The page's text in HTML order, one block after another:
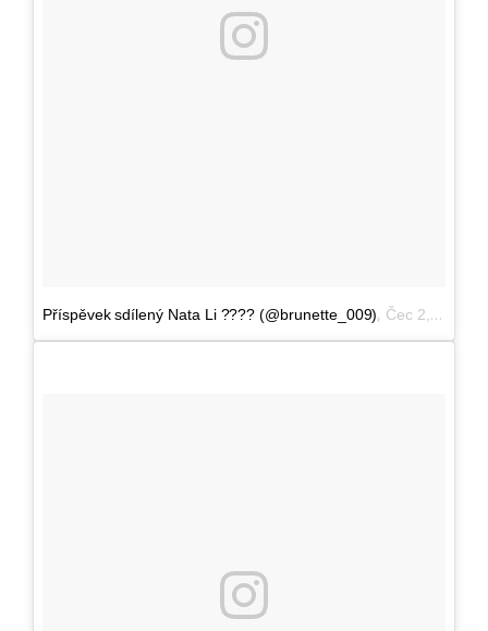
Příspěvek sdílený Nata Li ???? (@brunette_009), Čec 2, 2016 v 11:34 PDT